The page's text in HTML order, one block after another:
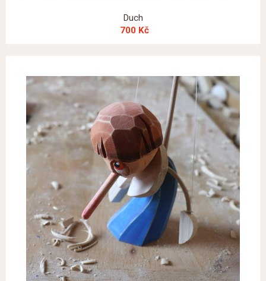
Duch
700 Kč